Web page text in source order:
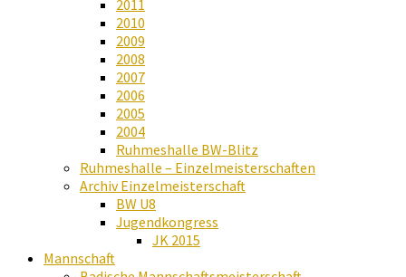
2011
2010
2009
2008
2007
2006
2005
2004
Ruhmeshalle BW-Blitz
Ruhmeshalle – Einzelmeisterschaften
Archiv Einzelmeisterschaft
BW U8
Jugendkongress
JK 2015
Mannschaft